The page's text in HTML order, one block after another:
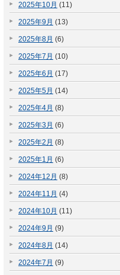
2025年10月 (11)
2025年9月 (13)
2025年8月 (6)
2025年7月 (10)
2025年6月 (17)
2025年5月 (14)
2025年4月 (8)
2025年3月 (6)
2025年2月 (8)
2025年1月 (6)
2024年12月 (8)
2024年11月 (4)
2024年10月 (11)
2024年9月 (9)
2024年8月 (14)
2024年7月 (9)